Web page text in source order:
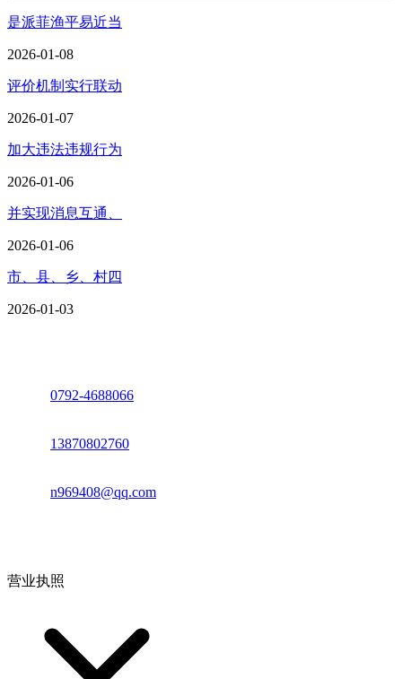
是派菲渔平易近当
2026-01-08
评价机制实行联动
2026-01-07
加大违法违规行为
2026-01-06
并实现消息互通、
2026-01-06
市、县、乡、村四
2026-01-03
0792-4688066
13870802760
n969408@qq.com
营业执照